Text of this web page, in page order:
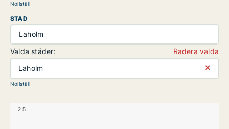
Nollställ
STAD
Laholm
Valda städer:
Radera valda
Laholm
⨯
Nollställ
2.5